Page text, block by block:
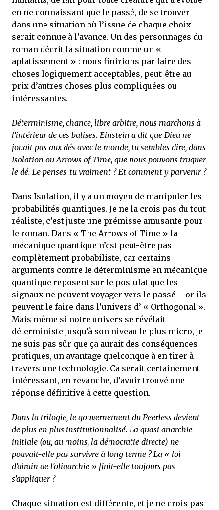
en ne connaissant que le passé, de se trouver
dans une situation où l’issue de chaque choix
serait connue à l’avance. Un des personnages du
roman décrit la situation comme un «
aplatissement » : nous finirions par faire des
choses logiquement acceptables, peut-être au
prix d’autres choses plus compliquées ou
intéressantes.
Déterminisme, chance, libre arbitre, nous marchons à
l’intérieur de ces balises. Einstein a dit que Dieu ne
jouait pas aux dés avec le monde, tu sembles dire, dans
Isolation ou Arrows of Time, que nous pouvons truquer
le dé. Le penses-tu vraiment ? Et comment y parvenir ?
Dans Isolation, il y a un moyen de manipuler les
probabilités quantiques. Je ne la crois pas du tout
réaliste, c’est juste une prémisse amusante pour
le roman. Dans « The Arrows of Time » la
mécanique quantique n’est peut-être pas
complètement probabiliste, car certains
arguments contre le déterminisme en mécanique
quantique reposent sur le postulat que les
signaux ne peuvent voyager vers le passé – or ils
peuvent le faire dans l’univers d’ « Orthogonal ».
Mais même si notre univers se révélait
déterministe jusqu’à son niveau le plus micro, je
ne suis pas sûr que ça aurait des conséquences
pratiques, un avantage quelconque à en tirer à
travers une technologie. Ca serait certainement
intéressant, en revanche, d’avoir trouvé une
réponse définitive à cette question.
Dans la trilogie, le gouvernement du Peerless devient
de plus en plus institutionnalisé. La quasi anarchie
initiale (ou, au moins, la démocratie directe) ne
pouvait-elle pas survivre à long terme ? La « loi
d’airain de l’oligarchie » finit-elle toujours pas
s’appliquer ?
Chaque situation est différente, et je ne crois pas